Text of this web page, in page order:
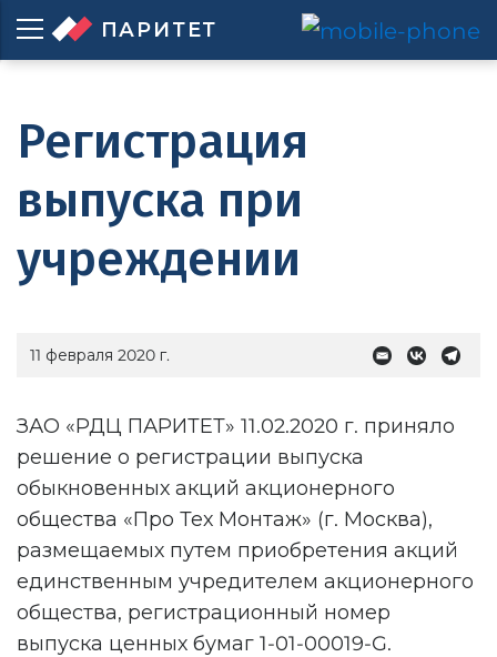
ПАРИТЕТ
Регистрация
выпуска при
учреждении
11 февраля 2020 г.
ЗАО «РДЦ ПАРИТЕТ» 11.02.2020 г. приняло
решение о регистрации выпуска
обыкновенных акций акционерного
общества «Про Тех Монтаж» (г. Москва),
размещаемых путем приобретения акций
единственным учредителем акционерного
общества, регистрационный номер
выпуска ценных бумаг 1-01-00019-G.